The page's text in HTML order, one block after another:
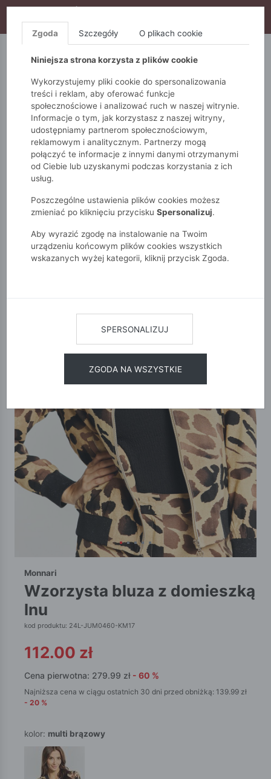
S10), DODATKOWE 15% ZA 3SZT (KOD: S15)
5.10.15. QUIOSQUE
Monnari Zobacz wszystko Bluzy
Rozpinane
Wzorzysta bluza z domieszką lnu
Monnari
wzorzysta bluza z domieszką
lnu
kod produktu: 24L-JUM0460-KM17
112.00 zł
Cena pierwotna: 279.99 zł - 60 %
Najniższa cena w ciągu ostatnich 30 dni przed obniżką: 139.99 zł
- 20 %
kolor: multi brązowy
Zgoda Szczegóły O plikach cookie
Niniejsza strona korzysta z plików cookie
Wykorzystujemy pliki cookie do spersonalizowania
treści i reklam, aby oferować funkcje
społecznościowe i analizować ruch w naszej witrynie.
Informacje o tym, jak korzystasz z naszej witryny,
udostępniamy partnerom społecznościowym,
reklamowym i analitycznym. Partnerzy mogą
połączyć te informacje z innymi danymi otrzymanymi
od Ciebie lub uzyskanymi podczas korzystania z ich
usług.
Poszczególne ustawienia plików cookies możesz
zmieniać po kliknięciu przycisku Spersonalizuj.
Aby wyrazić zgodę na instalowanie na Twoim
urządzeniu końcowym plików cookies wszystkich
wskazanych wyżej kategorii, kliknij przycisk Zgoda.
SPERSONALIZUJ
ZGODA NA WSZYSTKIE